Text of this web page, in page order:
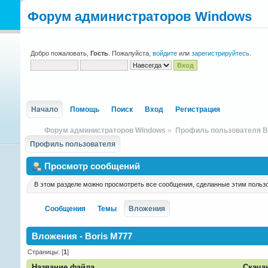
Форум администраторов Windows
Добро пожаловать, Гость. Пожалуйста, войдитеили зарегистрируйтесь.
Начало Помощь Поиск Вход Регистрация
Форум администраторов Windows » Профиль пользователя
Профиль пользователя
Просмотр сообщений
В этом разделе можно просмотреть все сообщения, сделанные этим
Сообщения Темы Вложения
Вложения - Boris M777
Страницы: [1]